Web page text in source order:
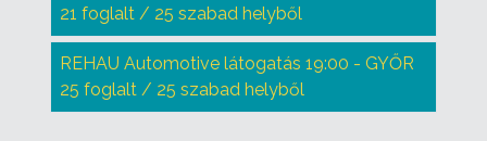
21 foglalt / 25 szabad helyből
REHAU Automotive látogatás 19:00 - GYŐR
25 foglalt / 25 szabad helyből